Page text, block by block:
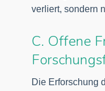
verliert, sondern
C. Offene
Die Erforschung